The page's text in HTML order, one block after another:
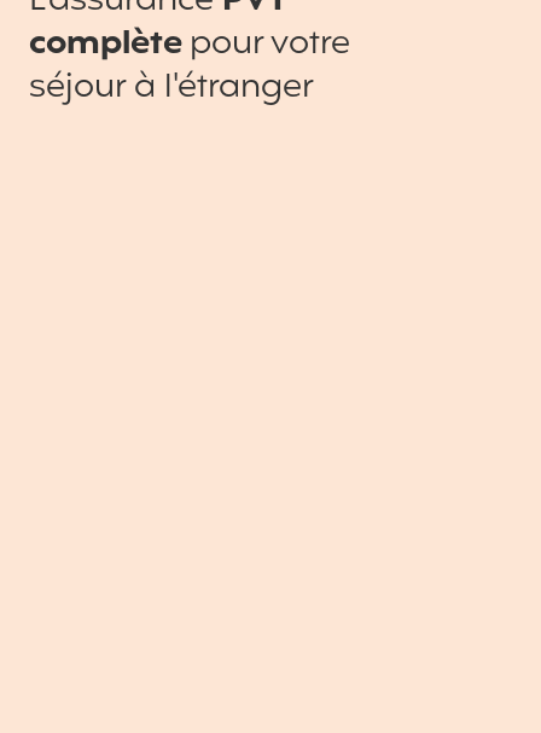
complètepour votre
séjour à l'étranger